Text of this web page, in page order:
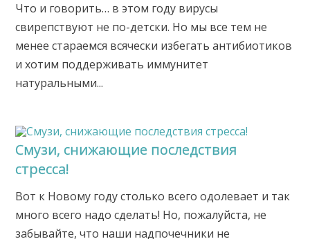
Что и говорить… в этом году вирусы
свирепствуют не по-детски. Но мы все тем не
менее стараемся всячески избегать антибиотиков
и хотим поддерживать иммунитет
натуральными...
Смузи, снижающие последствия
стресса!
Вот к Новому году столько всего одолевает и так
много всего надо сделать! Но, пожалуйста, не
забывайте, что наши надпочечники не